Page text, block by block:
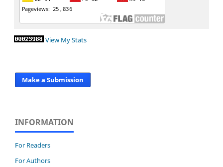
View My Stats
Make a Submission
INFORMATION
For Readers
For Authors